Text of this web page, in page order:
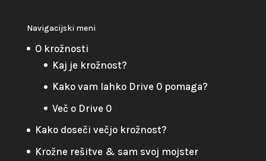
Navigacijski meni
O krožnosti
Kaj je krožnost?
Kako vam lahko Drive 0 pomaga?
Več o Drive 0
Kako doseči večjo krožnost?
Krožne rešitve & sam svoj mojster